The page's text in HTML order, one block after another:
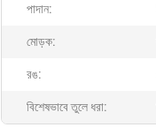
পাদান:
মোড়ক:
রঙ:
বিশেষভাবে তুলে ধরা: